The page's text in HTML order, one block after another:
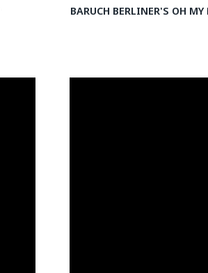
BARUCH BERLINER'S OH